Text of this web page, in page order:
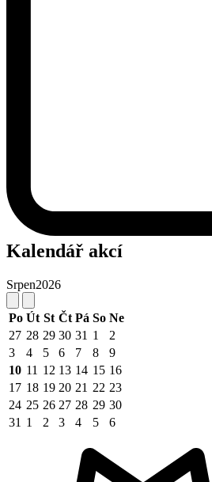
Kalendář akcí
Srpen2026
Po Út St Čt Pá So Ne
27 28 29 30 31 1
2
3
4 5 6 7 8
9
10 11 12 13 14 15 16
17 18 19 20 21 22 23
24 25 26 27 28 29 30
31 1 2 3 4 5 6